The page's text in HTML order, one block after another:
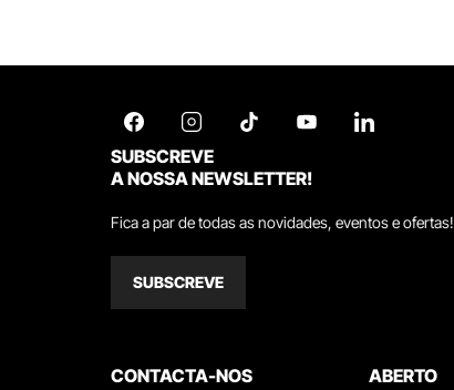
SUBSCREVE
A NOSSA NEWSLETTER!
Fica a par de todas as novidades, eventos e ofertas!
SUBSCREVE
CONTACTA-NOS ABERTO